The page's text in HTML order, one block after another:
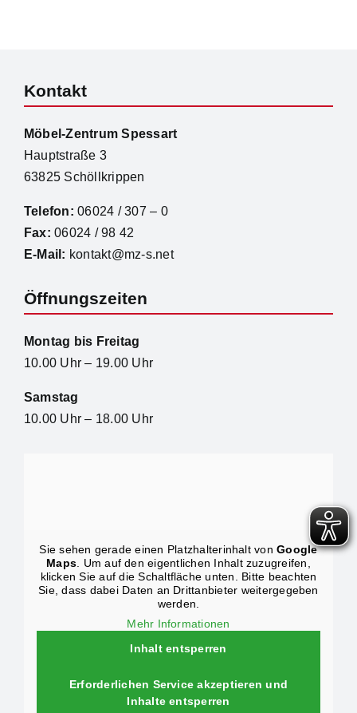
Sie sehen gerade einen Platzhalterinhalt vonGoogle
Maps . Um auf den eigentlichen Inhalt zuzugreifen,
klicken Sie auf die Schaltfläche unten. Bitte beachten
Sie, dass dabei Daten an Drittanbieter weitergegeben
werden.
Mehr Informationen
Inhalt entsperren
Erforderlichen Service akzeptieren und
Inhalte entsperren
Kontakt
Möbel-Zentrum Spessart
Hauptstraße 3
63825 Schöllkrippen
Telefon: 06024 / 307 – 0
Fax: 06024 / 98 42
E-Mail: kontakt@mz-s.net
Öffnungszeiten
Montag bis Freitag
10.00 Uhr – 19.00 Uhr
Samstag
10.00 Uhr – 18.00 Uhr